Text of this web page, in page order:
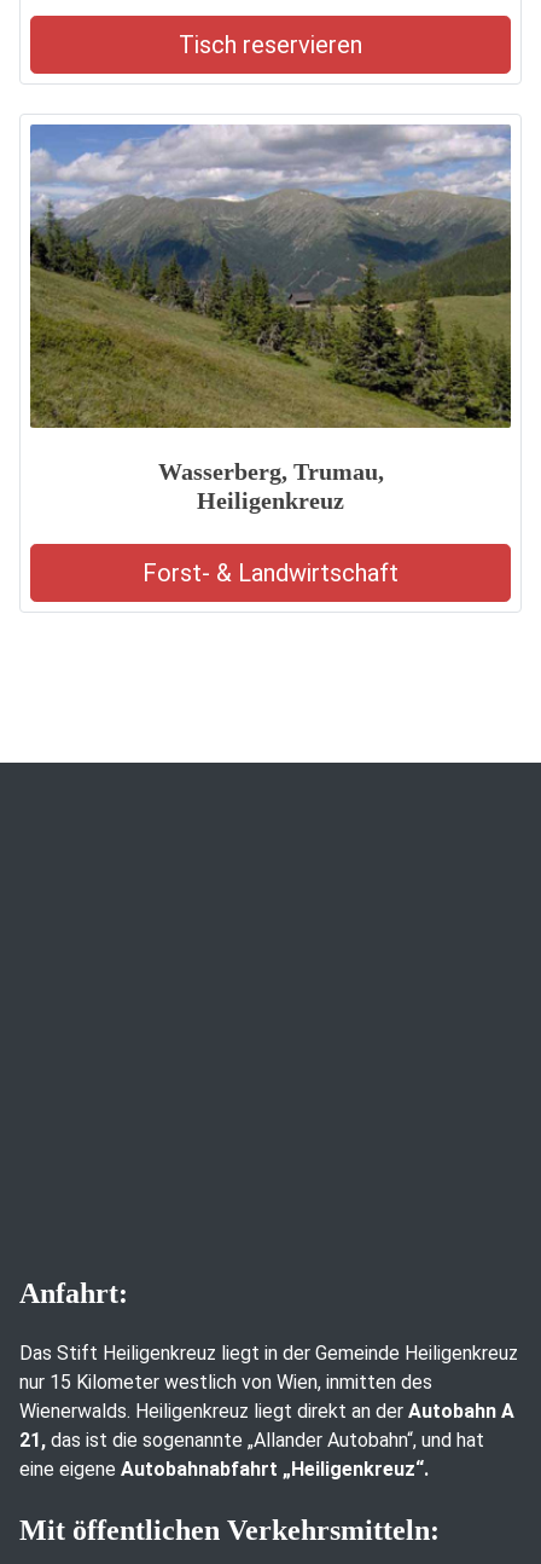
Tisch reservieren
Wasserberg, Trumau,
Heiligenkreuz
Forst- & Landwirtschaft
Anfahrt:
Das Stift Heiligenkreuz liegt in der Gemeinde Heiligenkreuz
nur 15 Kilometer westlich von Wien, inmitten des
Wienerwalds. Heiligenkreuz liegt direkt an der Autobahn A
21, das ist die sogenannte „Allander Autobahn“, und hat
eine eigene Autobahnabfahrt „Heiligenkreuz“.
Mit öffentlichen Verkehrsmitteln: